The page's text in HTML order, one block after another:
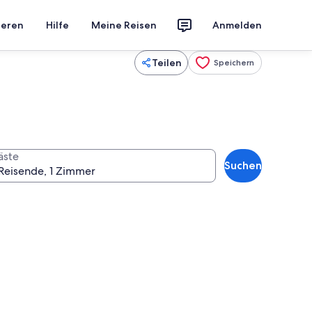
Hilfe Meine Reisen Anmelden
Teilen Speichern
Suchen